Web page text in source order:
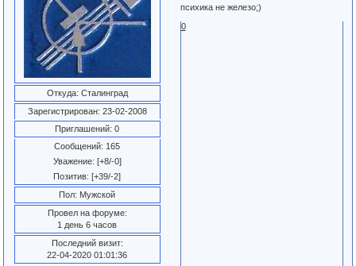
Откуда: Сталинград
Зарегистрирован: 23-02-2008
Приглашений: 0
Сообщений: 165
Уважение: [+8/-0]
Позитив: [+39/-2]
Пол: Мужской
Провел на форуме:
1 день 6 часов
Последний визит:
22-04-2020 01:01:36
психика не железо;)
0